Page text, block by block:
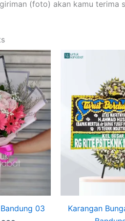
(foto) akan kamu terima
03
Karangan